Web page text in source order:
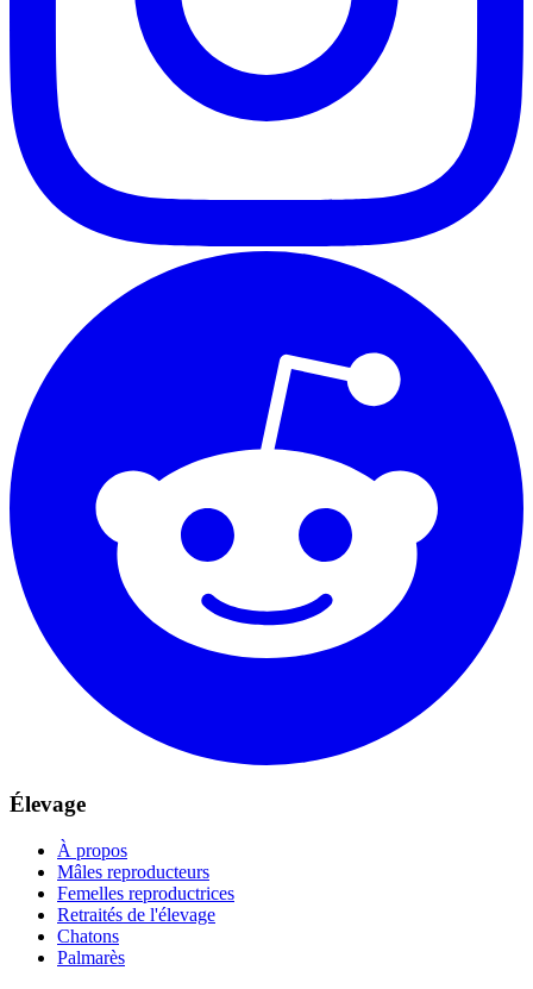
Élevage
À propos
Mâles reproducteurs
Femelles reproductrices
Retraités de l'élevage
Chatons
Palmarès